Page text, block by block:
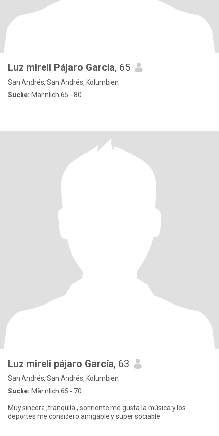
Luz mireli Pájaro García, 65
San Andrés, San Andrés, Kolumbien
Suche: Männlich 65 - 80
Luz mireli pájaro García, 63
San Andrés, San Andrés, Kolumbien
Suche: Männlich 65 - 70
Muy sincera ,tranquila , sonriente me gusta la música y los
deportes me consideró amigable y súper sociable